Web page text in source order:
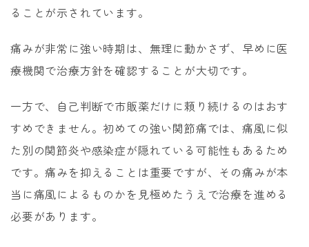
ることが示されています。
痛みが非常に強い時期は、無理に動かさず、早めに医
療機関で治療方針を確認することが大切です。
一方で、自己判断で市販薬だけに頼り続けるのはおす
すめできません。初めての強い関節痛では、痛風に似
た別の関節炎や感染症が隠れている可能性もあるため
です。痛みを抑えることは重要ですが、その痛みが本
当に痛風によるものかを見極めたうえで治療を進める
必要があります。